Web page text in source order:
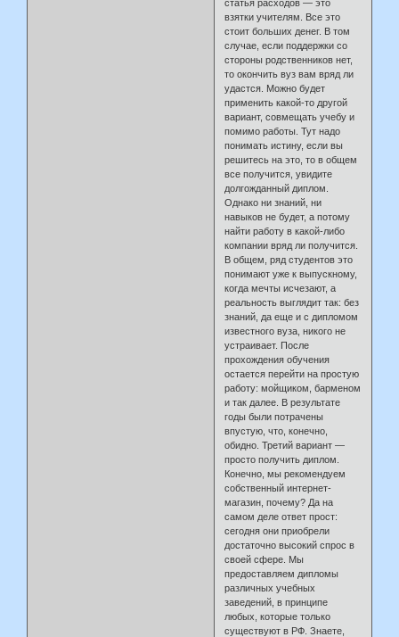
статья расходов — это
взятки учителям. Все это
стоит больших денег. В том
случае, если поддержки со
стороны родственников нет,
то окончить вуз вам вряд ли
удастся. Можно будет
применить какой-то другой
вариант, совмещать учебу и
помимо работы. Тут надо
понимать истину, если вы
решитесь на это, то в общем
все получится, увидите
долгожданный диплом.
Однако ни знаний, ни
навыков не будет, а потому
найти работу в какой-либо
компании вряд ли получится.
В общем, ряд студентов это
понимают уже к выпускному,
когда мечты исчезают, а
реальность выглядит так: без
знаний, да еще и с дипломом
известного вуза, никого не
устраивает. После
прохождения обучения
остается перейти на простую
работу: мойщиком, барменом
и так далее. В результате
годы были потрачены
впустую, что, конечно,
обидно. Третий вариант —
просто получить диплом.
Конечно, мы рекомендуем
собственный интернет-
магазин, почему? Да на
самом деле ответ прост:
сегодня они приобрели
достаточно высокий спрос в
своей сфере. Мы
предоставляем дипломы
различных учебных
заведений, в принципе
любых, которые только
существуют в РФ. Знаете,